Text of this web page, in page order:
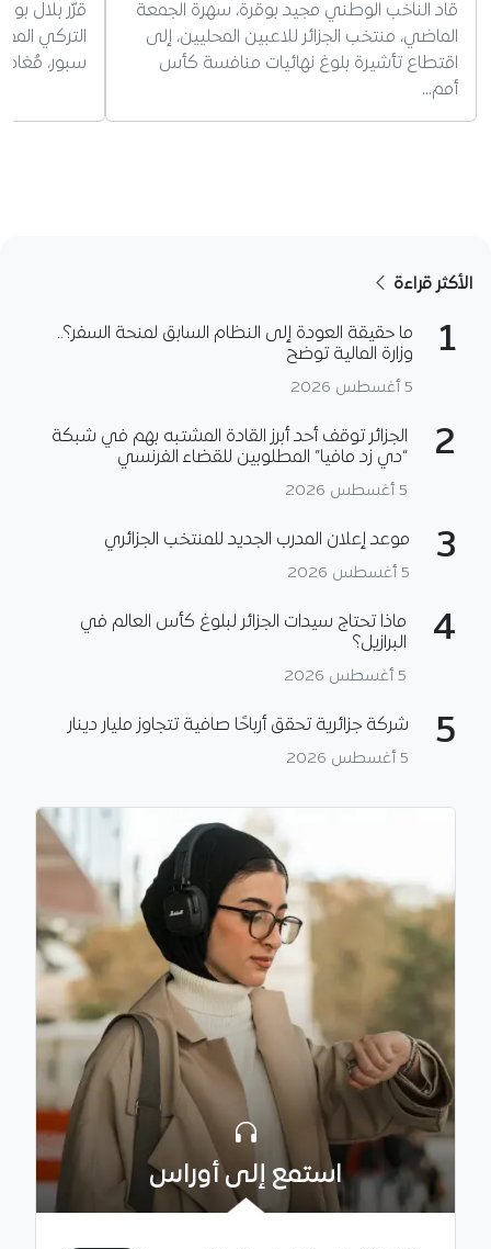
قاد الناخب الوطني مجيد بوقرة، سهرة الجمعة
الماضي، منتخب الجزائر للاعبين المحليين، إلى
اقتطاع تأشيرة بلوغ نهائيات منافسة كأس
أمم…
قرّر بلال
التركي
سبور،
الأكثر قراءة
1
ما حقيقة العودة إلى النظام السابق لمنحة السفر؟..
وزارة المالية توضح
5 أغسطس 2026
2
الجزائر توقف أحد أبرز القادة المشتبه بهم في شبكة
“دي زد مافيا” المطلوبين للقضاء الفرنسي
5 أغسطس 2026
3 موعد إعلان المدرب الجديد للمنتخب الجزائري
5 أغسطس 2026
4
ماذا تحتاج سيدات الجزائر لبلوغ كأس العالم في
البرازيل؟
5 أغسطس 2026
5 شركة جزائرية تحقق أرباحًا صافية تتجاوز مليار دينار
5 أغسطس 2026
استمع إلى أوراس